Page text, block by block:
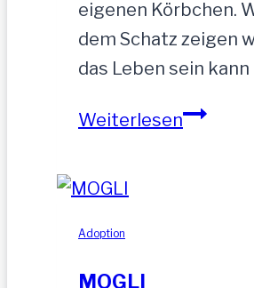
eigenen Körbchen.
dem Schatz zeigen
das Leben sein
WeiterlesenZEUS
Adoption
MOGLI